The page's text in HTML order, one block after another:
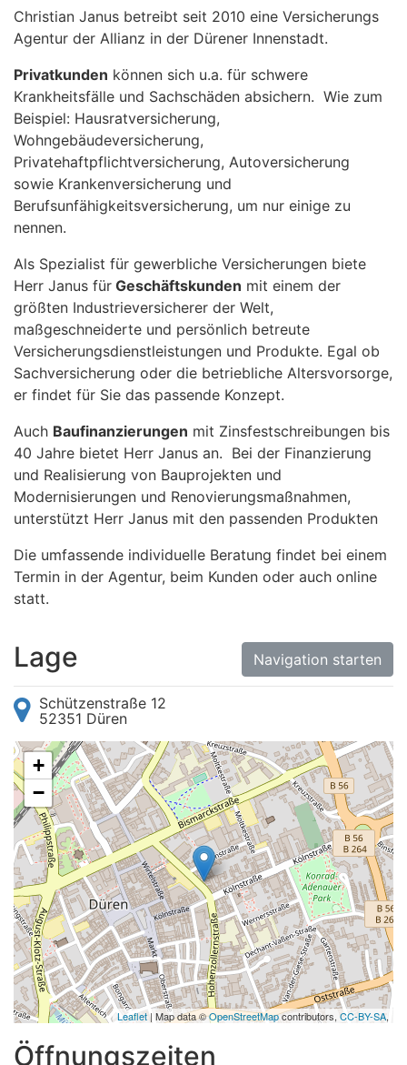
Christian Janus betreibt seit 2010 eine Versicherungs
Agentur der Allianz in der Dürener Innenstadt.
Privatkunden können sich u.a. für schwere
Krankheitsfälle und Sachschäden absichern. Wie zum
Beispiel: Hausratversicherung,
Wohngebäudeversicherung,
Privatehaftpflichtversicherung, Autoversicherung
sowie Krankenversicherung und
Berufsunfähigkeitsversicherung, um nur einige zu
nennen.
Als Spezialist für gewerbliche Versicherungen biete
Herr Janus für Geschäftskunden mit einem der
größten Industrieversicherer der Welt,
maßgeschneiderte und persönlich betreute
Versicherungsdienstleistungen und Produkte. Egal ob
Sachversicherung oder die betriebliche Altersvorsorge,
er findet für Sie das passende Konzept.
Auch Baufinanzierungen mit Zinsfestschreibungen bis
40 Jahre bietet Herr Janus an. Bei der Finanzierung
und Realisierung von Bauprojekten und
Modernisierungen und Renovierungsmaßnahmen,
unterstützt Herr Janus mit den passenden Produkten
Die umfassende individuelle Beratung findet bei einem
Termin in der Agentur, beim Kunden oder auch online
statt.
Lage Navigation starten
Schützenstraße 12
52351 Düren
+
−
Leaflet| Map data ©OpenStreetMapcontributors, CC-BY-SA,
Öffnungszeiten